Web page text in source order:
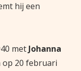
hij een
met Johanna
op 20 februari